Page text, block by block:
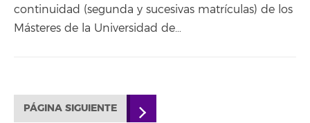
continuidad (segunda y sucesivas matrículas) de los
Másteres de la Universidad de…
PÁGINA SIGUIENTE